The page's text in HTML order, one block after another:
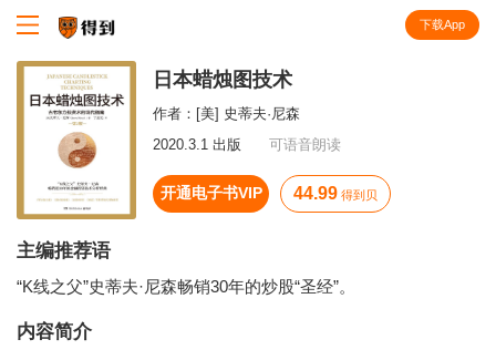
下载App
日本蜡烛图技术
作者： [美] 史蒂夫·尼森
2020.3.1 出版
可语音朗读
开通电子书VIP 44.99 得到贝
主编推荐语
“K线之父”史蒂夫·尼森畅销30年的炒股“圣经”。
内容简介